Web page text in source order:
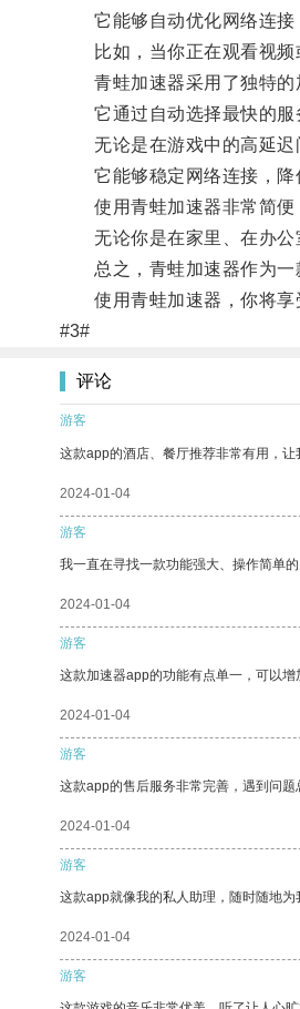
它能够自动优化网络连接
比如，当你正在观看视频或
青蛙加速器采用了独特的
它通过自动选择最快的服
无论是在游戏中的高延迟
它能够稳定网络连接，降
使用青蛙加速器非常简便
无论你是在家里、在办公
总之，青蛙加速器作为一款
使用青蛙加速器，你将享
#3#
评论
游客
这款app的酒店、餐厅推荐非常有用，让
2024-01-04
游客
我一直在寻找一款功能强大、操作简单
2024-01-04
游客
这款加速器app的功能有点单一，可以
2024-01-04
游客
这款app的售后服务非常完善，遇到问题
2024-01-04
游客
这款app就像我的私人助理，随时随地
2024-01-04
游客